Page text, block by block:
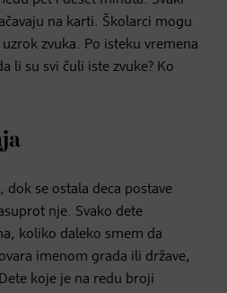
na karti. Školarci mogu
zvuka. Po isteku vremena
li su svi čuli iste zvuke? Ko
se ostala deca postave
nje. Svako dete
koliko daleko smem da
imenom grada ili države,
koje je na redu broji